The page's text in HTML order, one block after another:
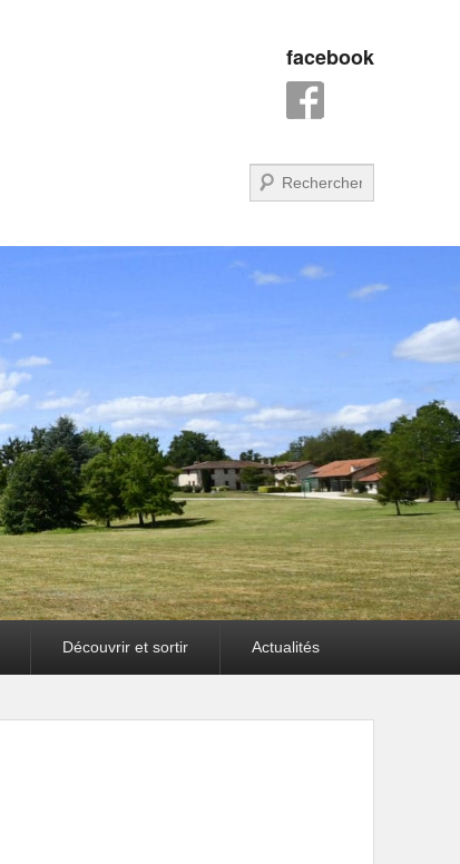
facebook
Recherche
Découvrir et sortir Actualités